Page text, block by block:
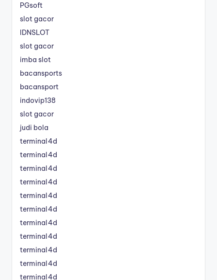
PGsoft
slot gacor
IDNSLOT
slot gacor
imba slot
bacansports
bacansport
indovip138
slot gacor
judi bola
terminal4d
terminal4d
terminal4d
terminal4d
terminal4d
terminal4d
terminal4d
terminal4d
terminal4d
terminal4d
terminal4d